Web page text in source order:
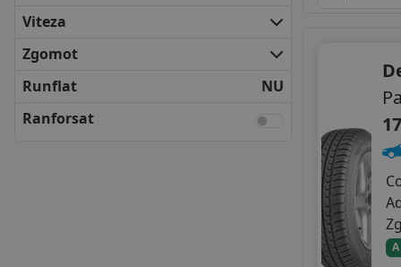
FULDA
KLEBER
MATADOR
NEXEN
Viteza
Zgomot
Runflat
NU
Ranforsat
A